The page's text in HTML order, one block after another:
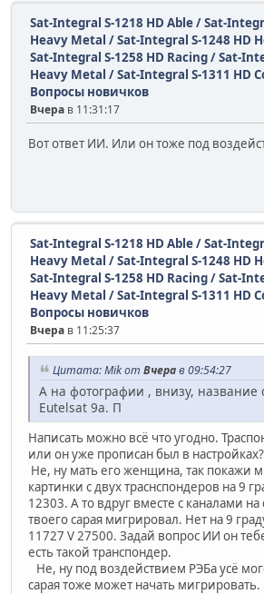
Sat-Integral S-1218 HD Able / Sat-
Heavy Metal / Sat-Integral S-1248 HD
Sat-Integral S-1258 HD Racing / Sat-
Heavy Metal / Sat-Integral S-1311 HD
Вопросы новичков
Вчера в 11:31:17
Вот ответ ИИ. Или он тоже под
Sat-Integral S-1218 HD Able / Sat-
Heavy Metal / Sat-Integral S-1248 HD
Sat-Integral S-1258 HD Racing / Sat-
Heavy Metal / Sat-Integral S-1311 HD
Вопросы новичков
Вчера в 11:25:37
Цитата: Mik от Вчерав 09:54:27
А на фотографии , внизу, название
Eutelsat 9a. П
Написать можно всё что угодно.
или он уже прописан был в настройках?
Не, ну мать его женщина, так покажи
картинки с двух траснспондеров на 9
12303. А то вдруг вместе с каналами на
твоего сарая мигрировал. Нет на 9
11727 V 27500. Задай вопрос ИИ он
есть такой транспондер.
Не, ну под воздействием РЭБа усё
сарая тоже может начать мигрировать.